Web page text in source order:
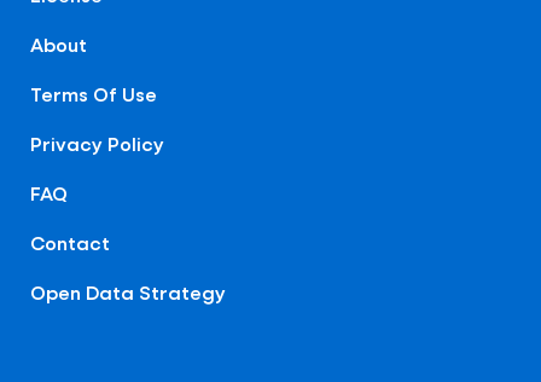
About
Terms Of Use
Privacy Policy
FAQ
Contact
Open Data Strategy